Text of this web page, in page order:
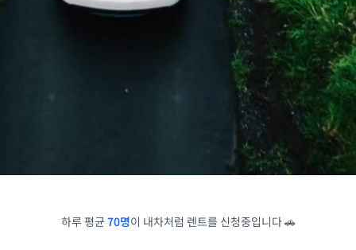
하루 평균70명이 내차처럼 렌트를 신청중입니다 🚗